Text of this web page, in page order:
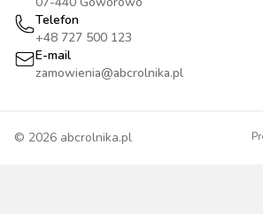
Telefon
+48 727 500 123
E-mail
zamowienia@abcrolnika.pl
© 2026 abcrolnika.pl